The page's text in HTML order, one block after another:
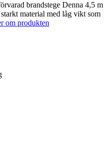
brandstege Denna 4,5 m
material med låg vikt som
om produkten